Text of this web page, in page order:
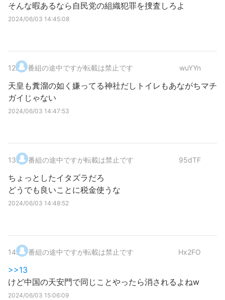
そんな暇あるなら自民党の組織犯罪を捜査しろよ
2024/06/03 14:45:08
12. 番組の途中ですが転載は禁止です wuYYn
天皇も糞溜の如く嫌ってる神社だしトイレもあながちマチ
ガイじゃない
2024/06/03 14:47:53
13. 番組の途中ですが転載は禁止です 95dTF
ちょっとしたイタズラだろ
どうでも良いことに税金使うな
2024/06/03 14:48:52
14. 番組の途中ですが転載は禁止です Hx2FO
>>13
けど中国の天安門で同じことやったら消されるよねw
2024/06/03 15:06:09